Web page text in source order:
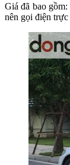
Giá đã bao
nên gọi điện